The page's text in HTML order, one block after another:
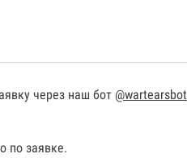
через наш бот @wartearsbot
по заявке.